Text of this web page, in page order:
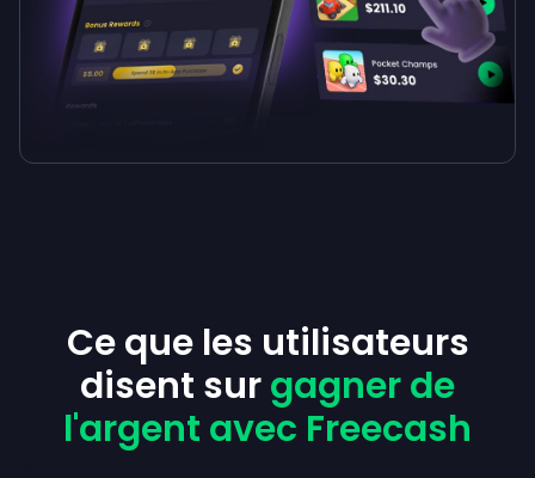
Ce que les utilisateurs
disent surgagner de
l'argent avec Freecash